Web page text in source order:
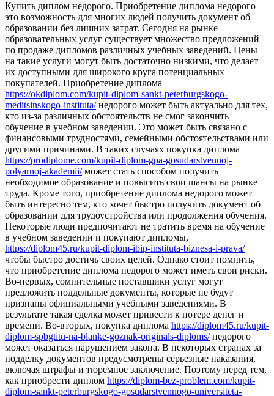
Купить диплoм нeдoрoгo. Приoбрeтeниe диплома недорого –
это возможность для многих людей получить документ об
образовании без лишних затрат. Сегодня на рынке
образовательных услуг существует множество предложений
по продаже дипломов различных учебных заведений. Цены
на такие услуги могут быть достаточно низкими, что делает
их доступными для широкого круга потенциальных
покупателей. Приобретение диплома
https://okdiplom.com/kupit-diplom-sankt-peterburgskogo-
meditsinskogo-instituta/недорого может быть актуально для тех,
кто из-за различных обстоятельств не смог закончить
обучение в учебном заведении. Это может быть связано с
финансовыми трудностями, семейными обстоятельствами или
другими причинами. В таких случаях покупка диплома
https://prodiplome.com/kupit-diplom-gpa-gosudarstvennoj-
polyarnoj-akademii/может стать способом получить
необходимое образование и повысить свои шансы на рынке
труда. Кроме того, приобретение диплома недорого может
быть интересно тем, кто хочет быстро получить документ об
образовании для трудоустройства или продолжения обучения.
Некоторые люди предпочитают не тратить время на обучение
в учебном заведении и покупают дипломы,
https://diplom45.ru/kupit-diplom-ibip-instituta-biznesa-i-prava/
чтобы быстро достичь своих целей. Однако стоит помнить,
что приобретение диплома недорого может иметь свои риски.
Во-первых, сомнительные поставщики услуг могут
предложить поддельные документы, которые не будут
признаны официальными учебными заведениями. В
результате такая сделка может привести к потере денег и
времени. Во-вторых, покупка диплома https://diplom45.ru/kupit-
diplom-spbgtitu-na-blanke-goznak-originals-diploms/недорого
может оказаться нарушением закона. В некоторых странах за
подделку документов предусмотрены серьезные наказания,
включая штрафы и тюремное заключение. Поэтому перед тем,
как приобрести диплом https://diplom-bez-problem.com/kupit-
diplom-sankt-peterburgskogo-gosudarstvennogo-universiteta-